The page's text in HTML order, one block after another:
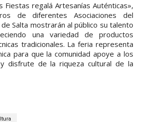
Fiestas regalá Artesanías Auténticas»,
de diferentes Asociaciones del
Salta mostrarán al público su talento
una variedad de productos
tradicionales. La feria representa
para que la comunidad apoye a los
disfrute de la riqueza cultural de la